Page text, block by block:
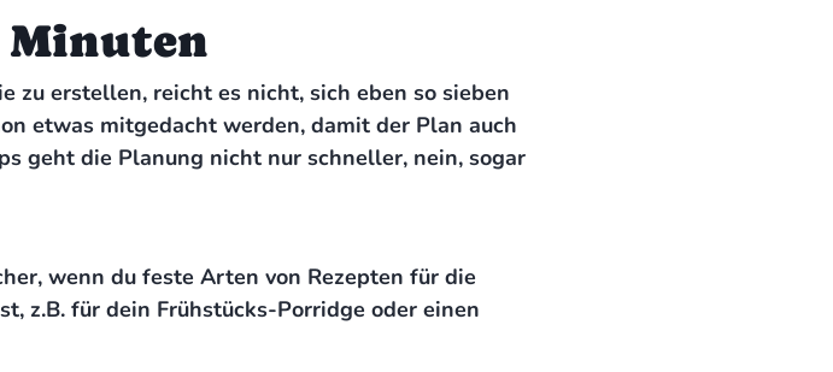
Minuten
zu erstellen, reicht es nicht, sich eben so sieben
etwas mitgedacht werden, damit der Plan auch
geht die Planung nicht nur schneller, nein, sogar
wenn du feste Arten von Rezepten für die
z.B. für dein Frühstücks-Porridge oder einen